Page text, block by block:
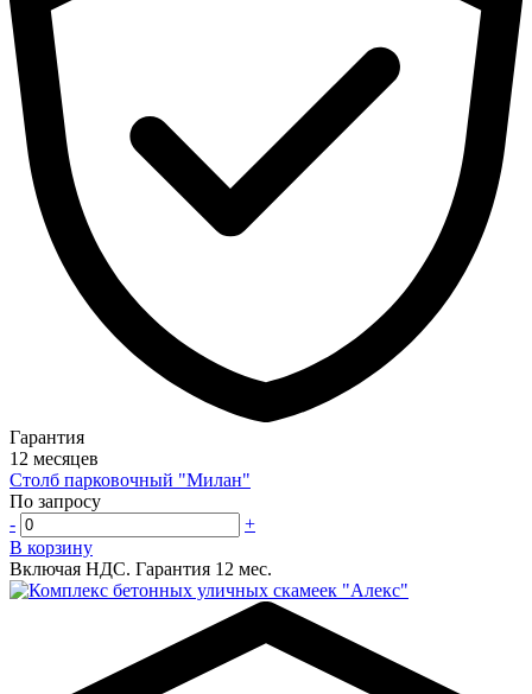
Гарантия
12 месяцев
Столб парковочный "Милан"
По запросу
-
+
В корзину
Включая НДС. Гарантия 12 мес.